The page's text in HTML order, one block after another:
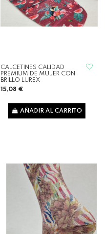
CALCETINES CALIDAD
PREMIUM DE MUJER CON
BRILLO LUREX
15,08 €
AÑADIR AL CARRITO